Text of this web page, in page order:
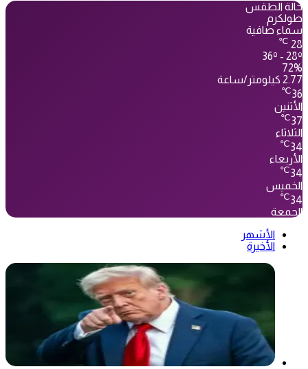
حالة الطقس
طولكرم
سماء صافية
28
℃
36º - 28º
72%
2.77 كيلومتر/ساعة
36
℃
الأثنين
37
℃
الثلاثاء
34
℃
الأربعاء
34
℃
الخميس
34
℃
الجمعة
الأشهر
الأخيرة